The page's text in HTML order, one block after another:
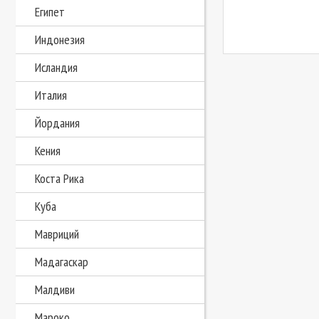
Египет
Индонезия
Исландия
Италия
Йордания
Кения
Коста Рика
Куба
Мавриций
Мадагаскар
Малдиви